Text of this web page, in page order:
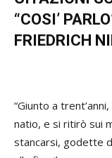
“COSI’
FRIEDRICH
“Giunto a
natio, e si ritirò sui
stancarsi, godette